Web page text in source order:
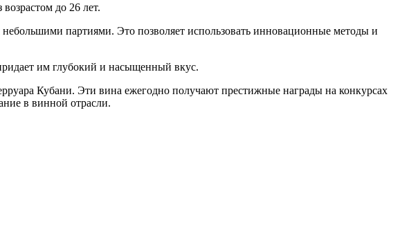
до 26 лет.
партиями. Это позволяет использовать инновационные методы и
им глубокий и насыщенный вкус.
Кубани. Эти вина ежегодно получают престижные награды на конкурсах
в винной отрасли.